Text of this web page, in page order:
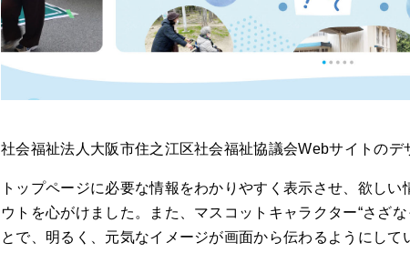
社会福祉法人大阪市住之江区社会福祉協議会Webサイトのデ
トップページに必要な情報をわかりやすく表示させ、欲し
ウトを心がけました。また、マスコットキャラクター“さざ
とで、明るく、元気なイメージが画面から伝わるようにして